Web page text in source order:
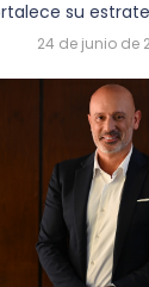
su
24 de junio de